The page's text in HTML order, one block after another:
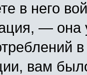
в него
—
вам